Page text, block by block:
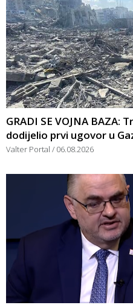
GRADI SE VOJNA BAZA:
dodijelio prvi ugovor u
Valter Portal 06.08.2026